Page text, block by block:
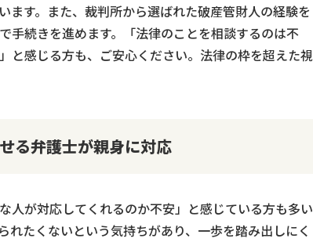
ます。また、裁判所から選ばれた破産管財人の経験を
手続きを進めます。「法律のことを相談するのは不
と感じる方も、ご安心ください。法律の枠を超えた視
る弁護士が親身に対応
人が対応してくれるのか不安」と感じている方も多い
れたくないという気持ちがあり、一歩を踏み出しにく